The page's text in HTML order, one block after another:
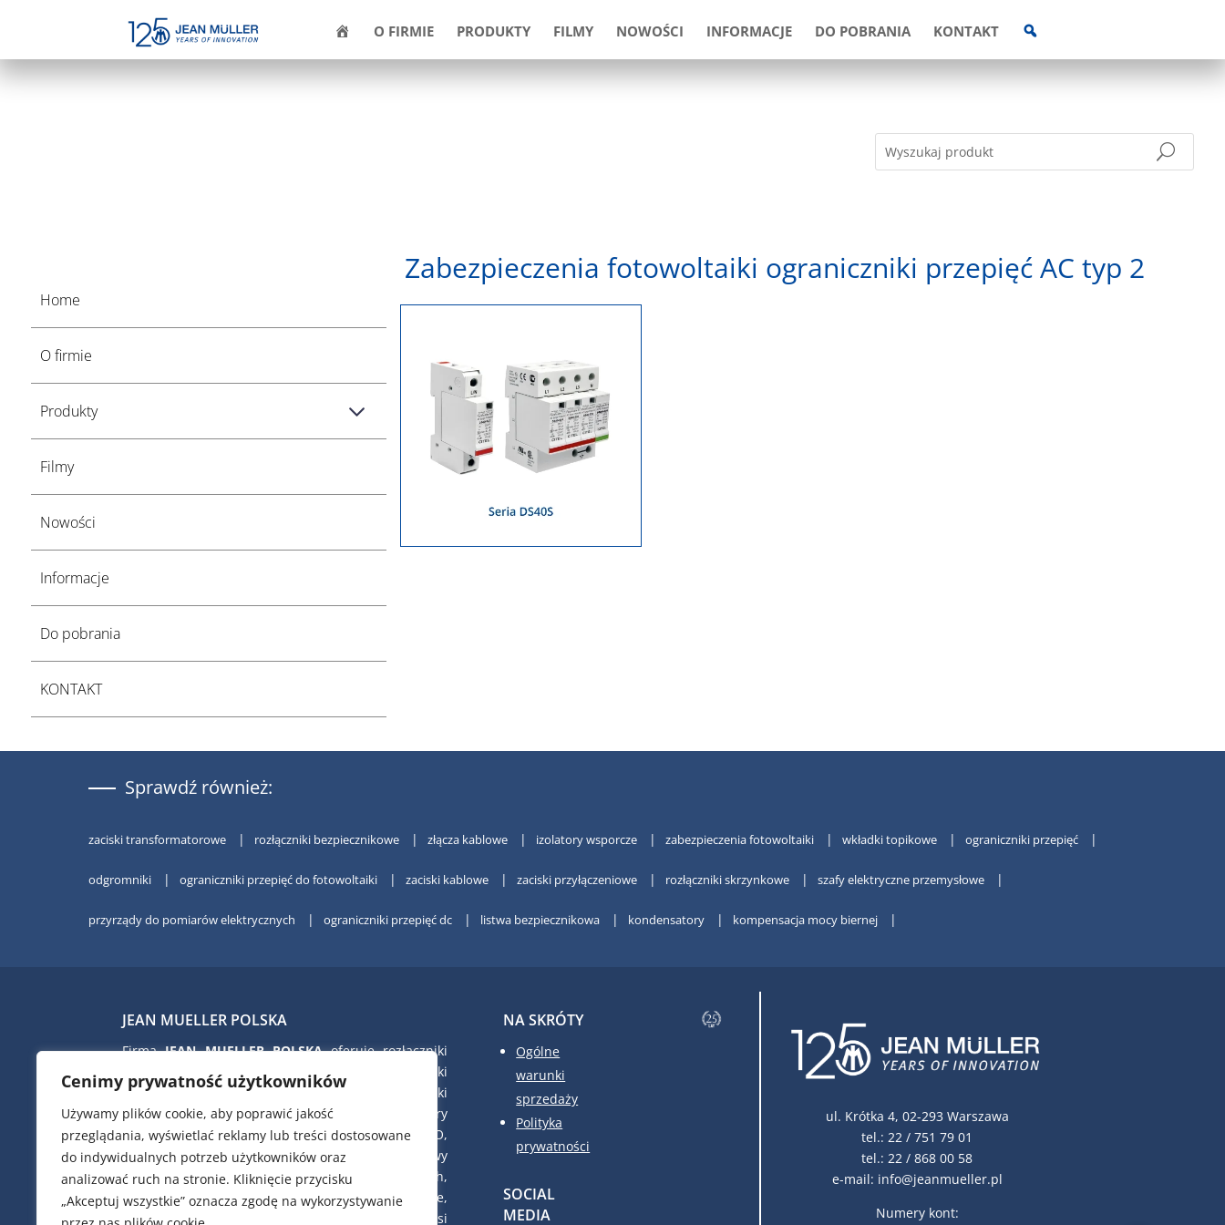
Cenimy prywatność użytkowników
Używamy plików cookie, aby poprawić jakość
przeglądania, wyświetlać reklamy lub treści dostosowane
do indywidualnych potrzeb użytkowników oraz
analizować ruch na stronie. Kliknięcie przycisku
„Akceptuj wszystkie” oznacza zgodę na wykorzystywanie
M
O FIRMIE PRODUKTY FILMY NOWOŚCI INFORMACJE DO POBRANIA KONTAKT
S
A
A
Home
O firmie
Produkty
Filmy
Nowości
Informacje
Do pobrania
KONTAKT
Zabezpieczenia fotowoltaiki ograniczniki przepięć AC typ 2
Sprawdź również:
zaciski transformatorowe rozłączniki bezpiecznikowe złącza kablowe izolatory wsporcze zabezpieczenia fotowoltaiki wkładki topikowe ograniczniki przepięć
odgromniki ograniczniki przepięć do fotowoltaiki zaciski kablowe zaciski przyłączeniowe rozłączniki skrzynkowe szafy elektryczne przemysłowe
przyrządy do pomiarów elektrycznych ograniczniki przepięć dc listwa bezpiecznikowa kondensatory kompensacja mocy biernej
JEAN MUELLER POLSKA
FirmaJEAN MUELLER POLSKAoferuje rozłączniki
bezpiecznikowe skrzynkowe i listwowe, rozłączniki
izolacyjne, wkładki topikowe nn i SN, ograniczniki
przepięć nn firmy CITEL, kondensatory
kompensacyjne i dławiki filtrujące firmy FRAKO,
zaciski przyłączeniowe i TRAFO, obudowy
poliestrowe do złącz kablowych i pomiarowych,
aparaty modułowe, przekładniki prądowe,
analizatory parametrów sieci elektrycznej, etc. Nasi
NA SKRÓTY
Ogólne
warunki
sprzedaży
Polityka
prywatności
SOCIAL
MEDIA
ul. Krótka 4, 02-293 Warszawa
tel.:22 / 751 79 01
tel.:22 / 868 00 58
e-mail: info@jeanmueller.pl
Numery kont: